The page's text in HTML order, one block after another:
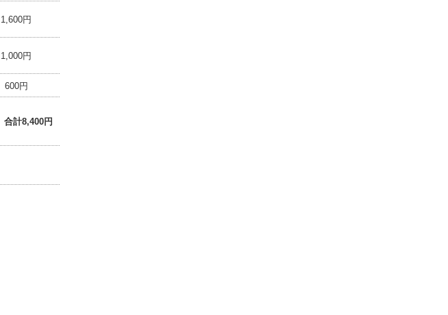
1,600円
1,000円
600円
合計8,400円